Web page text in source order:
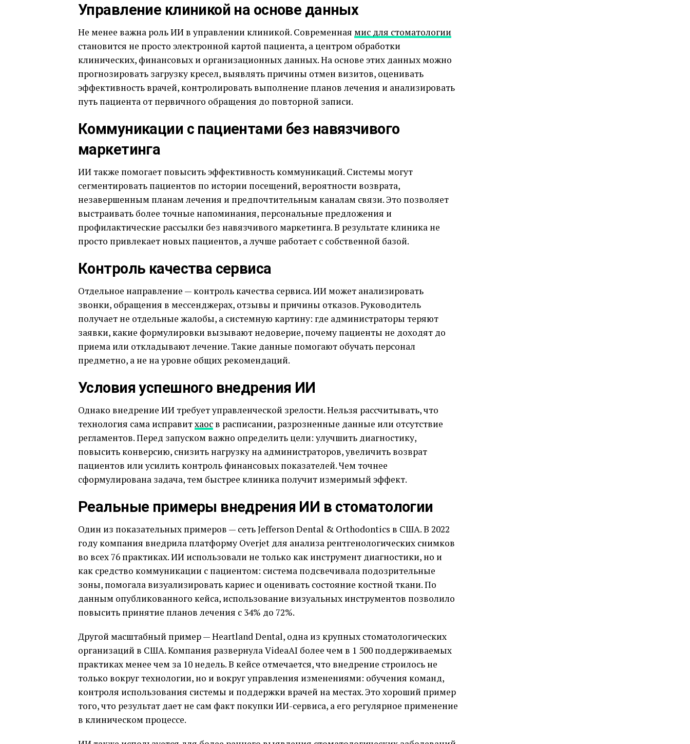
Управление клиникой на основе данных
Не менее важна роль ИИ в управлении клиникой. Современная мис для стоматологии
становится не просто электронной картой пациента, а центром обработки
клинических, финансовых и организационных данных. На основе этих данных можно
прогнозировать загрузку кресел, выявлять причины отмен визитов, оценивать
эффективность врачей, контролировать выполнение планов лечения и анализировать
путь пациента от первичного обращения до повторной записи.
Коммуникации с пациентами без навязчивого
маркетинга
ИИ также помогает повысить эффективность коммуникаций. Системы могут
сегментировать пациентов по истории посещений, вероятности возврата,
незавершенным планам лечения и предпочтительным каналам связи. Это позволяет
выстраивать более точные напоминания, персональные предложения и
профилактические рассылки без навязчивого маркетинга. В результате клиника не
просто привлекает новых пациентов, а лучше работает с собственной базой.
Контроль качества сервиса
Отдельное направление — контроль качества сервиса. ИИ может анализировать
звонки, обращения в мессенджерах, отзывы и причины отказов. Руководитель
получает не отдельные жалобы, а системную картину: где администраторы теряют
заявки, какие формулировки вызывают недоверие, почему пациенты не доходят до
приема или откладывают лечение. Такие данные помогают обучать персонал
предметно, а не на уровне общих рекомендаций.
Условия успешного внедрения ИИ
Однако внедрение ИИ требует управленческой зрелости. Нельзя рассчитывать, что
технология сама исправитхаос в расписании, разрозненные данные или отсутствие
регламентов. Перед запуском важно определить цели: улучшить диагностику,
повысить конверсию, снизить нагрузку на администраторов, увеличить возврат
пациентов или усилить контроль финансовых показателей. Чем точнее
сформулирована задача, тем быстрее клиника получит измеримый эффект.
Реальные примеры внедрения ИИ в стоматологии
Один из показательных примеров — сеть Jefferson Dental & Orthodontics в США. В 2022
году компания внедрила платформу Overjet для анализа рентгенологических снимков
во всех 76 практиках. ИИ использовали не только как инструмент диагностики, но и
как средство коммуникации с пациентом: система подсвечивала подозрительные
зоны, помогала визуализировать кариес и оценивать состояние костной ткани. По
данным опубликованного кейса, использование визуальных инструментов позволило
повысить принятие планов лечения с 34% до 72%.
Другой масштабный пример — Heartland Dental, одна из крупных стоматологических
организаций в США. Компания развернула VideaAI более чем в 1 500 поддерживаемых
практиках менее чем за 10 недель. В кейсе отмечается, что внедрение строилось не
только вокруг технологии, но и вокруг управления изменениями: обучения команд,
контроля использования системы и поддержки врачей на местах. Это хороший пример
того, что результат дает не сам факт покупки ИИ-сервиса, а его регулярное применение
в клиническом процессе.